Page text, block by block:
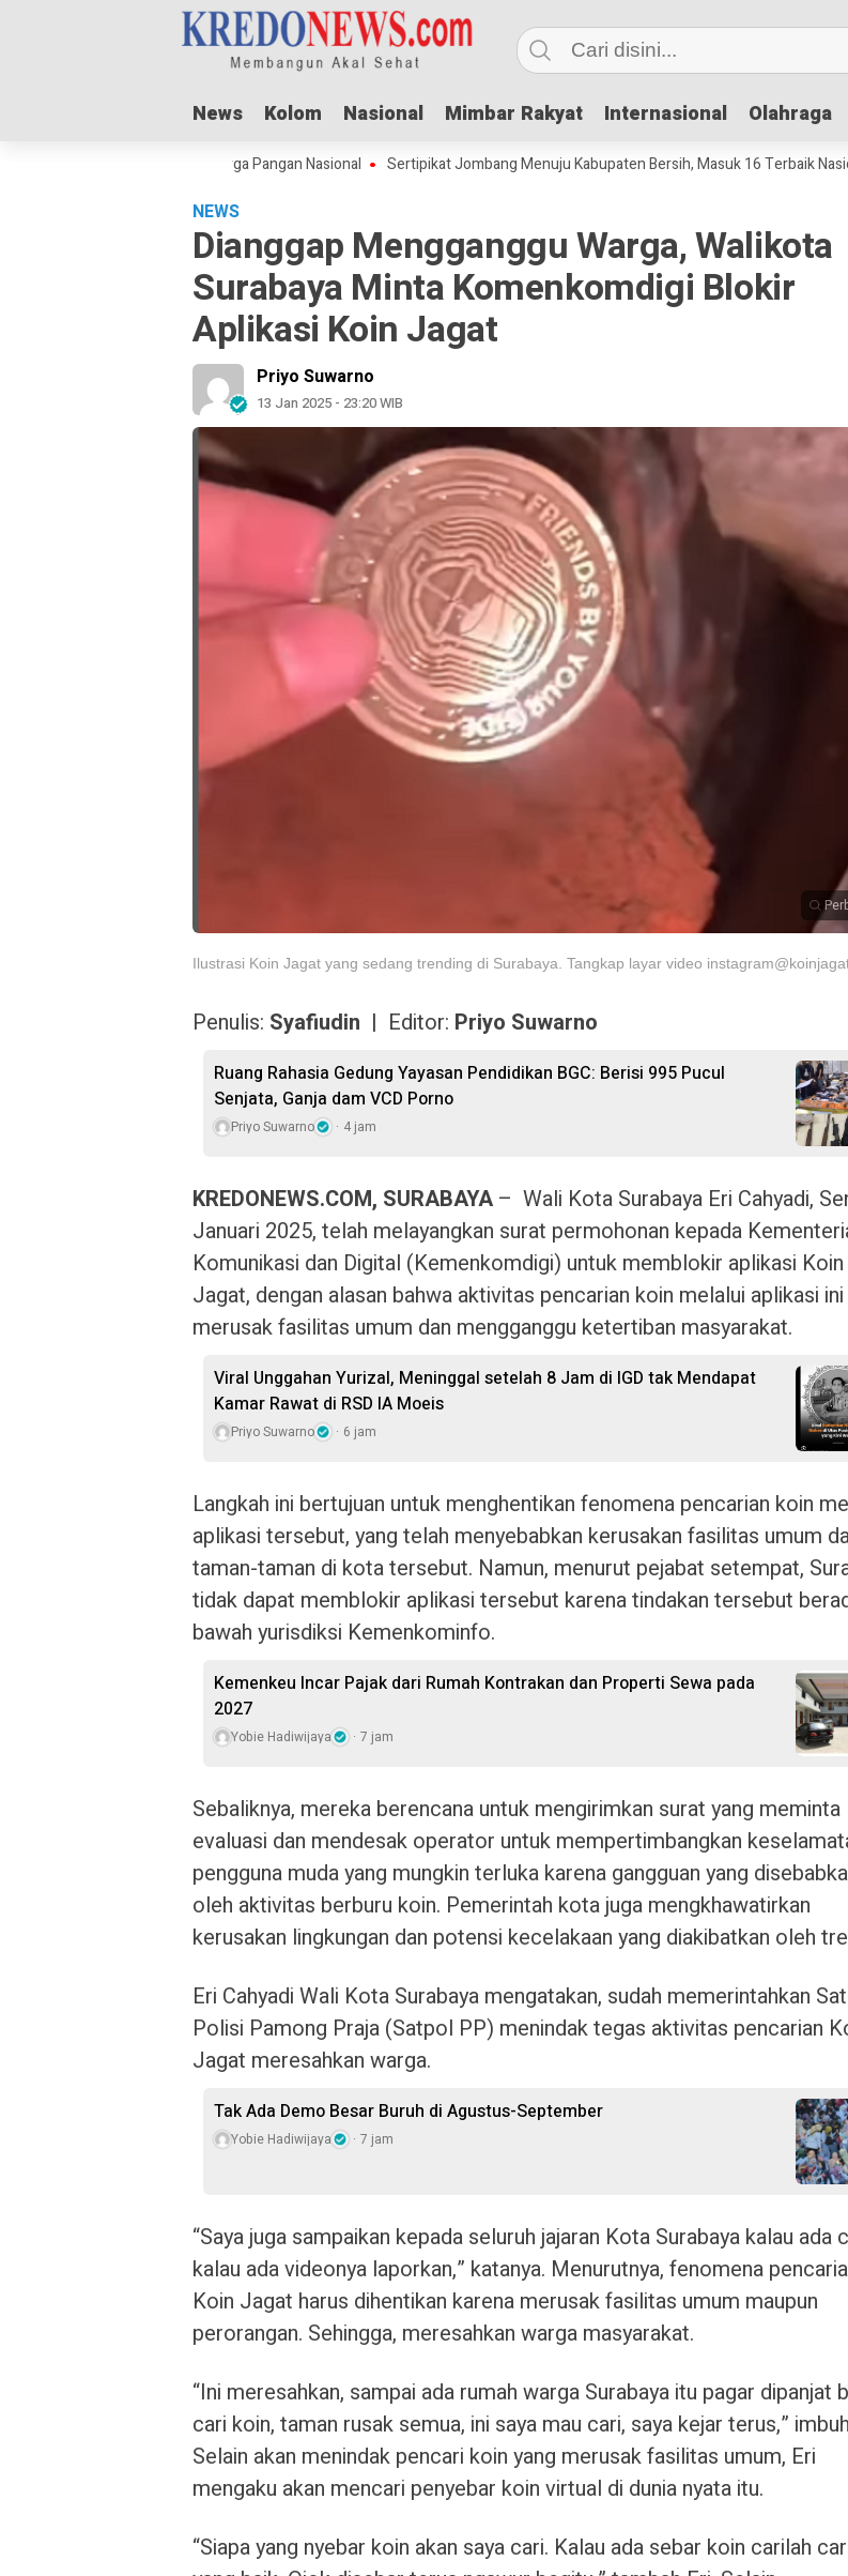
News Kolom Nasional Mimbar Rakyat Internasional Olahraga
News Kolom Nasional Mimbar Rakyat Internasional Olahraga
Dorong Lonjakan Harga Pangan Nasional Sertipikat Jombang Menuju Kabupaten Bersih, Masuk 16 Terbaik Nasional
NEWS
Dianggap Mengganggu Warga, Walikota
Surabaya Minta Komenkomdigi Blokir
Aplikasi Koin Jagat
Priyo Suwarno
13 Jan 2025 - 23:20 WIB
Ilustrasi Koin Jagat yang sedang trending di Surabaya. Tangkap layar video
Penulis: Syafiudin | Editor: Priyo Suwarno
Ruang Rahasia Gedung Yayasan Pendidikan BGC: Berisi 995 Pucul
Senjata, Ganja dam VCD Porno
Priyo Suwarno 4 jam
KREDONEWS.COM, SURABAYA – Wali Kota Surabaya Eri Cahyadi,
Januari 2025, telah melayangkan surat permohonan kepada
Komunikasi dan Digital (Kemenkomdigi) untuk memblokir aplikasi Koin
Jagat, dengan alasan bahwa aktivitas pencarian koin melalui aplikasi
merusak fasilitas umum dan mengganggu ketertiban masyarakat.
Viral Unggahan Yurizal, Meninggal setelah 8 Jam di IGD tak Mendapat
Kamar Rawat di RSD IA Moeis
Priyo Suwarno 6 jam
Langkah ini bertujuan untuk menghentikan fenomena pencarian koin
aplikasi tersebut, yang telah menyebabkan kerusakan fasilitas umum
taman-taman di kota tersebut. Namun, menurut pejabat setempat,
tidak dapat memblokir aplikasi tersebut karena tindakan tersebut
bawah yurisdiksi Kemenkominfo.
Kemenkeu Incar Pajak dari Rumah Kontrakan dan Properti Sewa pada
2027
Yobie Hadiwijaya 7 jam
Sebaliknya, mereka berencana untuk mengirimkan surat yang meminta
evaluasi dan mendesak operator untuk mempertimbangkan
pengguna muda yang mungkin terluka karena gangguan yang
oleh aktivitas berburu koin. Pemerintah kota juga mengkhawatirkan
kerusakan lingkungan dan potensi kecelakaan yang diakibatkan oleh
Eri Cahyadi Wali Kota Surabaya mengatakan, sudah memerintahkan
Polisi Pamong Praja (Satpol PP) menindak tegas aktivitas pencarian
Jagat meresahkan warga.
Tak Ada Demo Besar Buruh di Agustus-September
Yobie Hadiwijaya 7 jam
“Saya juga sampaikan kepada seluruh jajaran Kota Surabaya kalau ada
kalau ada videonya laporkan,” katanya. Menurutnya, fenomena
Koin Jagat harus dihentikan karena merusak fasilitas umum maupun
perorangan. Sehingga, meresahkan warga masyarakat.
“Ini meresahkan, sampai ada rumah warga Surabaya itu pagar dipanjat
cari koin, taman rusak semua, ini saya mau cari, saya kejar terus,”
Selain akan menindak pencari koin yang merusak fasilitas umum, Eri
mengaku akan mencari penyebar koin virtual di dunia nyata itu.
“Siapa yang nyebar koin akan saya cari. Kalau ada sebar koin carilah